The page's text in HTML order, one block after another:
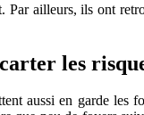
ailleurs, ils ont
les
aussi en garde les